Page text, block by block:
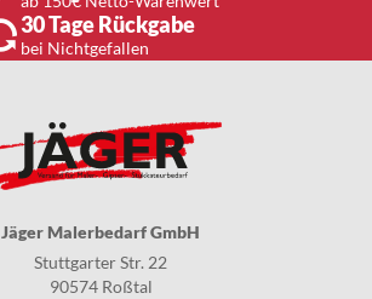
30 Tage Rückgabe
bei Nichtgefallen
Jäger Malerbedarf GmbH
Stuttgarter Str. 22
90574 Roßtal